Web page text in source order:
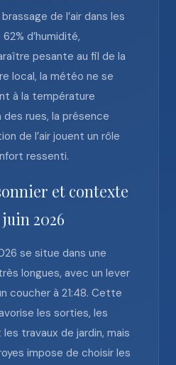
de l’air dans les
d’humidité,
pesante au fil de la
local, la météo ne se
à la température
rues, la présence
de l’air jouent un rôle
ressenti.
et contexte
2026
se situe dans une
longues, avec un lever
coucher à 21:48. Cette
les sorties, les
travaux de jardin, mais
impose de choisir les